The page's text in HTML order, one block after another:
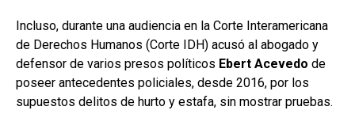
Incluso, durante una audiencia en la Corte Interamericana
de Derechos Humanos (Corte IDH) acusó al abogado y
defensor de varios presos políticos Ebert Acevedo de
poseer antecedentes policiales, desde 2016, por los
supuestos delitos de hurto y estafa, sin mostrar pruebas.